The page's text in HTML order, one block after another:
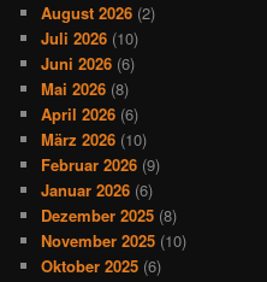
August 2026 (2)
Juli 2026 (10)
Juni 2026 (6)
Mai 2026 (8)
April 2026 (6)
März 2026 (10)
Februar 2026 (9)
Januar 2026 (6)
Dezember 2025 (8)
November 2025 (10)
Oktober 2025 (6)